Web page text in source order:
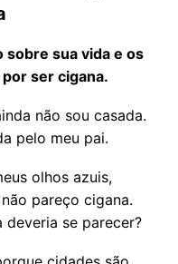
sobre sua vida e os
ser cigana.
não sou casada.
pelo meu pai.
olhos azuis,
pareço cigana.
deveria se parecer?